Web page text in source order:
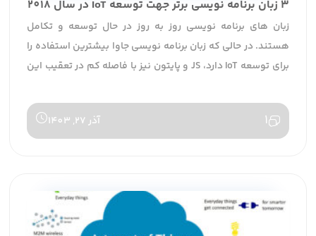
3 زبان برنامه نویسی برتر جهت توسعه IoT در سال 2018
زبان های برنامه نویسی روز به روز در حال توسعه و تکامل
هستند. در حالی که زبان برنامه نویسی جاوا بیشترین استفاده را
برای توسعه IoT دارد، JS و پایتون نیز با فاصله کم در تعقیب این
توسعه اینترنت اشیا احتمالا چند زبانه خواهد بود.
1 آذر 27, 1403